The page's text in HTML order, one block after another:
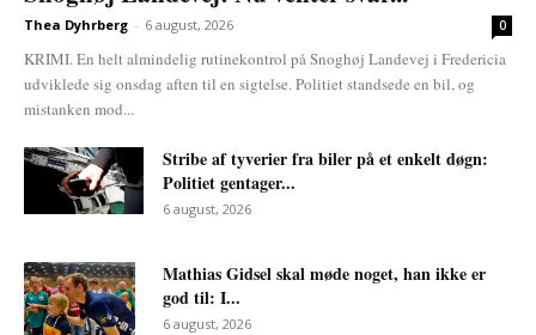
Thea Dyhrberg - 6 august, 2026 0
KRIMI. En helt almindelig rutinekontrol på Snoghøj Landevej i Fredericia
udviklede sig onsdag aften til en sigtelse. Politiet standsede en bil, og
mistanken mod...
Stribe af tyverier fra biler på et enkelt døgn:
Politiet gentager...
6 august, 2026
Mathias Gidsel skal møde noget, han ikke er
god til: I...
6 august, 2026